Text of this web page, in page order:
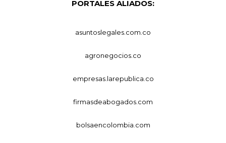
PORTALES ALIADOS:
asuntoslegales.com.co
agronegocios.co
empresas.larepublica.co
firmasdeabogados.com
bolsaencolombia.com